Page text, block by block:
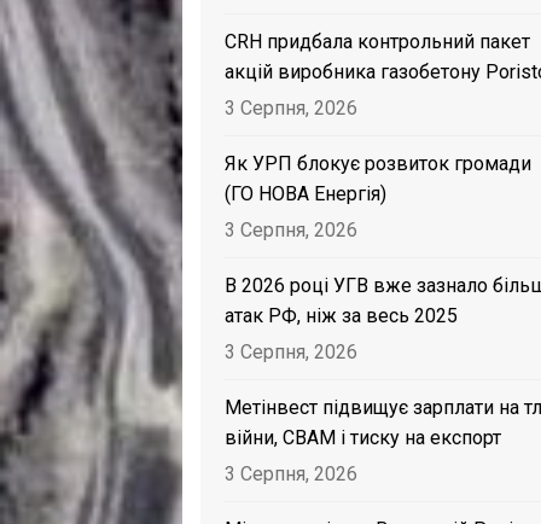
CRH придбала контрольний пакет
акцій виробника газобетону
3 Серпня, 2026
Як УРП блокує розвиток громади
(ГО НОВА Енергія)
3 Серпня, 2026
В 2026 році УГВ вже зазнало
атак РФ, ніж за весь 2025
3 Серпня, 2026
Метінвест підвищує зарплати на
війни, CBAM і тиску на експорт
3 Серпня, 2026